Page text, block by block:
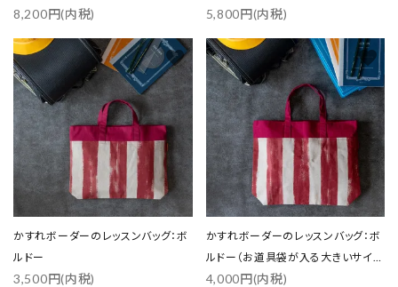
8,200円(内税) 5,800円(内税)
かすれボーダーのレッスンバッグ：ボ
ルドー
3,500円(内税)
favorite
かすれボーダーのレッスンバッグ：ボ
ルドー（お道具袋が入る大きいサイ
ズ）
4,000円(内税)
favorite
キーワード
カテゴリー